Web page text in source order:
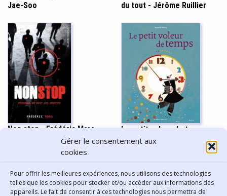
Gérer le consentement aux
cookies
Pour offrir les meilleures expériences, nous utilisons des technologies
telles que les cookies pour stocker et/ou accéder aux informations des
appareils. Le fait de consentir à ces technologies nous permettra de
Jae-Soo
du tout - Jérôme Ruillier
Non stop - Frédéric Mars
Le petit voleur de temps -
Nathalie Minne
Afficher plus